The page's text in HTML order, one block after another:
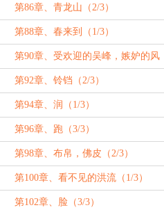
第86章、青龙山（2/3）
第88章、春来到（1/3）
第90章、受欢迎的吴峰，嫉妒的风
（3/3）
第92章、铃铛（2/3）
第94章、润（1/3）
第96章、跑（3/3）
第98章、布帛，佛皮（2/3）
第100章、看不见的洪流（1/3）
第102章、脸（3/3）